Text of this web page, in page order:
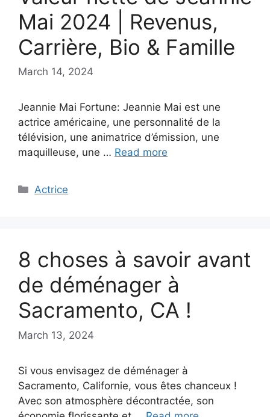
Mai 2024 | Revenus,
Carrière, Bio & Famille
March 14, 2024
Jeannie Mai Fortune: Jeannie Mai est une
actrice américaine, une personnalité de la
télévision, une animatrice d’émission, une
maquilleuse, une … Read more
Categories
Actrice
8 choses à savoir avant
de déménager à
Sacramento, CA !
March 13, 2024
Si vous envisagez de déménager à
Sacramento, Californie, vous êtes chanceux !
Avec son atmosphère décontractée, son